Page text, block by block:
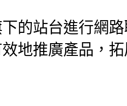
的站台進行網
地推廣產品，